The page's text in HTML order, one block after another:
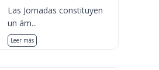
Las Jornadas constituyen
un ám...
Leer más